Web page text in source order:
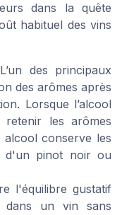
dans la quête
habituel des vins
L’un des principaux
des arômes après
Lorsque l’alcool
retenir les arômes
conserve les
d'un pinot noirou
l'équilibre gustatif
dans un vin sans